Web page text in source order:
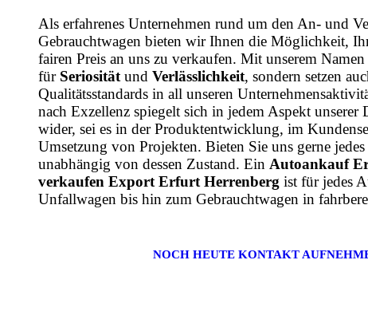
Als erfahrenes Unternehmen rund um den An- und
Gebrauchtwagen bieten wir Ihnen die Möglichkeit,
fairen Preis an uns zu verkaufen. Mit unserem
für Seriosität und Verlässlichkeit, sondern setzen
Qualitätsstandards in all unseren
nach Exzellenz spiegelt sich in jedem Aspekt unserer
wider, sei es in der Produktentwicklung, im
Umsetzung von Projekten. Bieten Sie uns gerne
unabhängig von dessen Zustand. Ein Autoankauf
verkaufen Export Erfurt Herrenberg ist für jedes
Unfallwagen bis hin zum Gebrauchtwagen in
NOCH HEUTE KONTAKT